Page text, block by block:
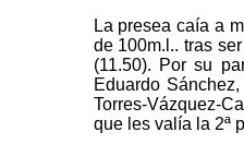
La presea caía a
de 100m.l.. tras
(11.50). Por su
Eduardo
Torres-Vázquez-
que les valía la 2ª